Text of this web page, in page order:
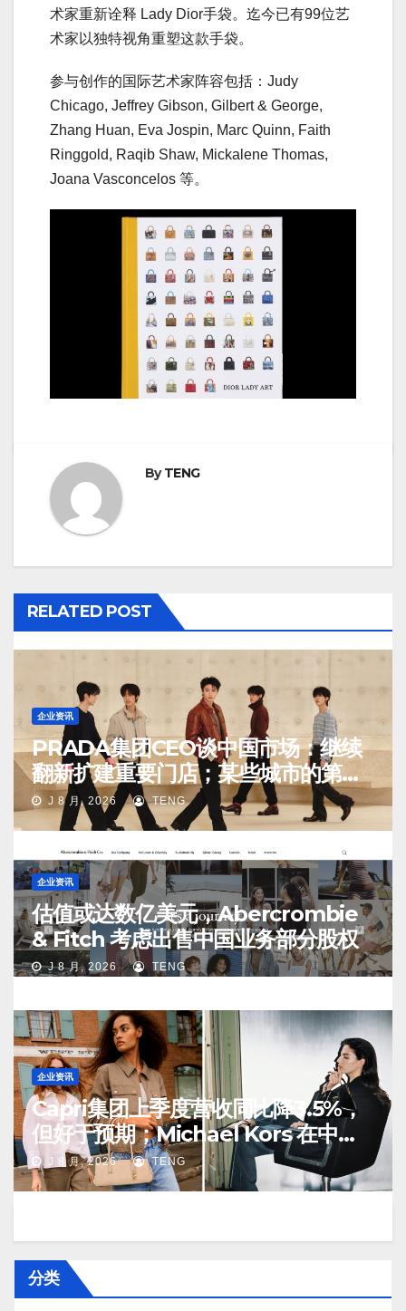
术家重新诠释 Lady Dior手袋。迄今已有99位艺
术家以独特视角重塑这款手袋。
参与创作的国际艺术家阵容包括：Judy
Chicago, Jeffrey Gibson, Gilbert & George,
Zhang Huan, Eva Jospin, Marc Quinn, Faith
Ringgold, Raqib Shaw, Mickalene Thomas,
Joana Vasconcelos 等。
ByTENG
RELATED POST
企业资讯
PRADA集团CEO谈中国市场：继续
翻新扩建重要门店；某些城市的第
二、第三店不再有价值
J 8 月, 2026 TENG
企业资讯
估值或达数亿美元，Abercrombie
& Fitch 考虑出售中国业务部分股权
J 8 月, 2026 TENG
企业资讯
Capri集团上季度营收同比降3.5%，
但好于预期；Michael Kors 在中国
市场持续向好
J 8 月, 2026 TENG
分类